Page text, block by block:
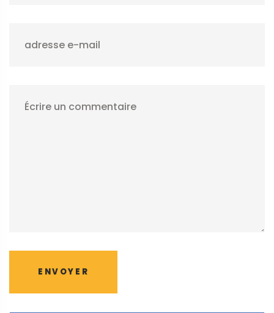
adresse e-mail
Écrire un commentaire
ENVOYER